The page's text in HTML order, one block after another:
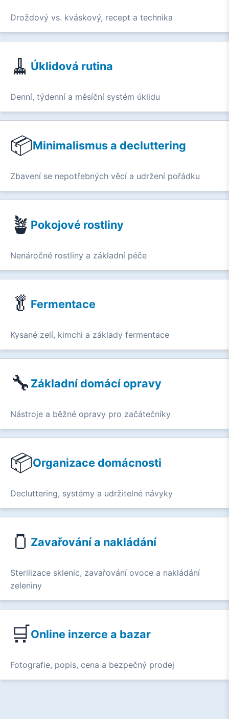
Droždový vs. kváskový, recept a technika
🧹 Úklidová rutina
Denní, týdenní a měsíční systém úklidu
📦Minimalismus a decluttering
Zbavení se nepotřebných věcí a udržení pořádku
🪴 Pokojové rostliny
Nenáročné rostliny a základní péče
🥬 Fermentace
Kysané zelí, kimchi a základy fermentace
🔧 Základní domácí opravy
Nástroje a běžné opravy pro začátečníky
📦Organizace domácnosti
Decluttering, systémy a udržitelné návyky
🫙 Zavařování a nakládání
Sterilizace sklenic, zavařování ovoce a nakládání
zeleniny
🛒Online inzerce a bazar
Fotografie, popis, cena a bezpečný prodej